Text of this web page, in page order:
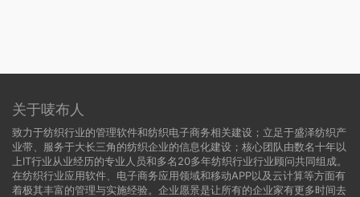
关于唛布人
致力于纺织行业的管理软件和纺织电子商务相关建设；立足于盛泽纺织产
业带、服务于大长三角的纺织企业的信息化建设；核心团队由数名十年以
上IT行业从业经历的专业人员和多名20多年纺织行业行业顾问共同组成。
在纺织行业应用软件、电子商务应用领域和移动APP以及云计算等方面有
着极其丰富的管理与实施经验。企业愿景是让所有的企业家有更多时间去